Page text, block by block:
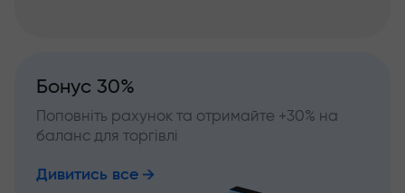
Бонус 30%
Поповніть рахунок та отримайте +30% на
баланс для торгівлі
Дивитись все